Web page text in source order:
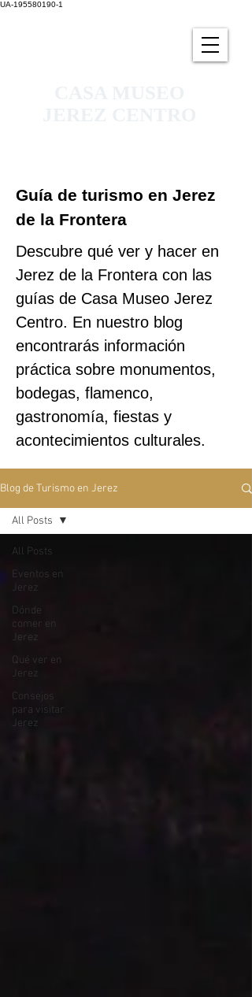
UA-195580190-1
Guía de turismo en Jerez
de la Frontera
Descubre qué ver y hacer en
Jerez de la Frontera con las
guías de Casa Museo Jerez
Centro. En nuestro blog
encontrarás información
práctica sobre monumentos,
bodegas, flamenco,
gastronomía, fiestas y
acontecimientos culturales.
Blog de Turismo en Jerez
All Posts
Eventos en
Jerez
Dónde
comer en
Jerez
Qué ver en
Jerez
Consejos
para visitar
Jerez
All Posts